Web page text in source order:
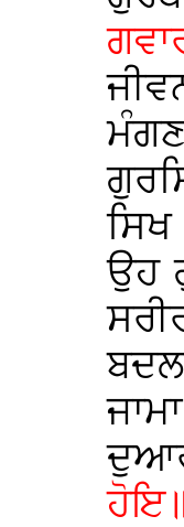
ਉਹ